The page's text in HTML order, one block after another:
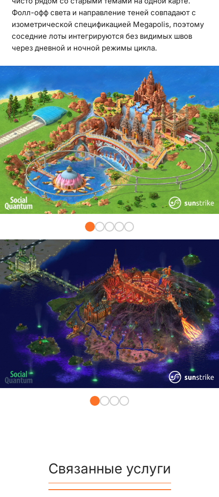
Фолл-офф света и направление теней совпадают с
изометрической спецификацией Megapolis, поэтому
соседние лоты интегрируются без видимых швов
через дневной и ночной режимы цикла.
Связанные услуги